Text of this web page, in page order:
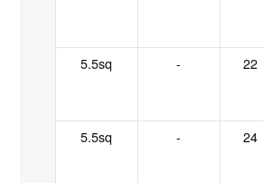
5.5sq -
22
5.5sq -
24